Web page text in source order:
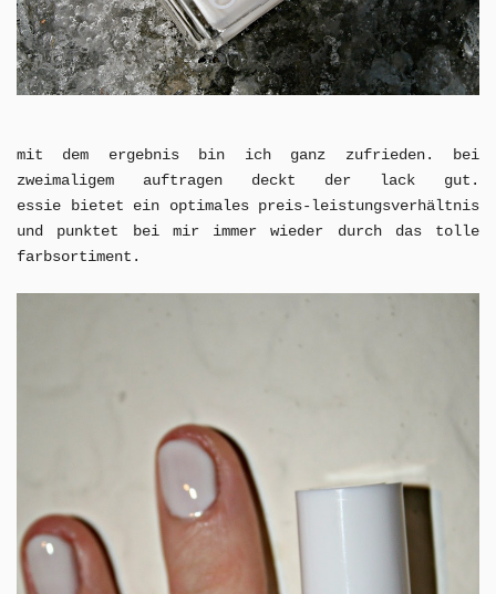
mit dem ergebnis bin ich ganz zufrieden. bei
zweimaligem auftragen deckt der lack gut.
essie bietet ein optimales preis-leistungsverhältnis
und punktet bei mir immer wieder durch das tolle
farbsortiment.